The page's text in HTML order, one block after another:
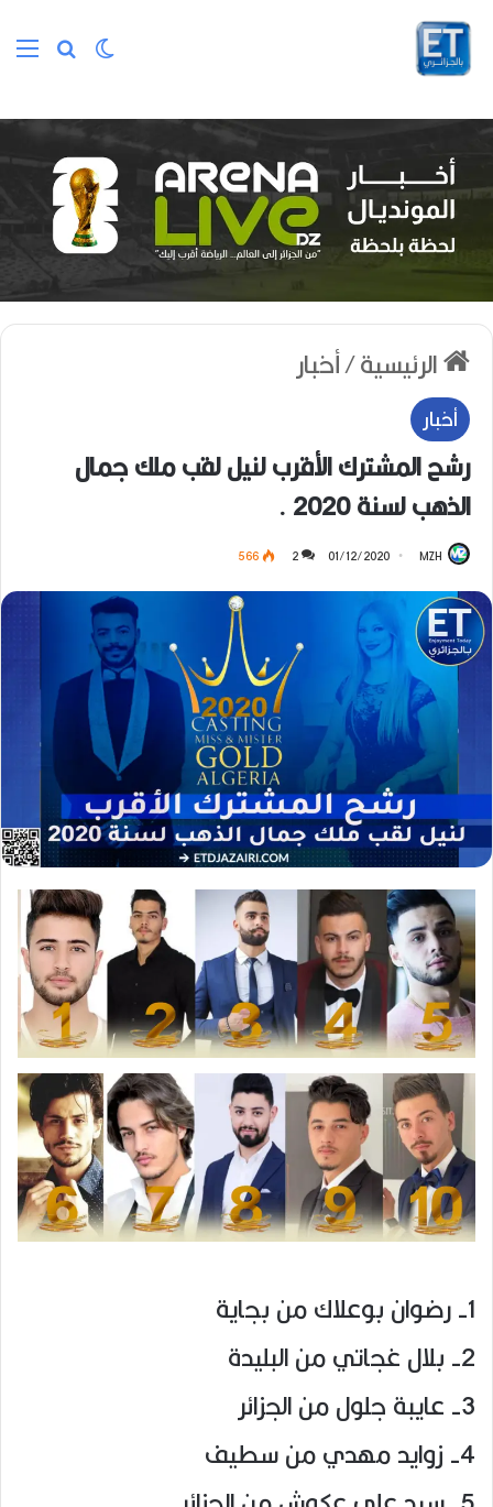
بحث عن
الوضع المظلم
الرئيسية/أخبار
أخبار
رشح المشترك الأقرب لنيل لقب ملك جمال
الذهب لسنة 2020 .
MZH
01/12/2020
2
566
1- رضوان بوعلاك من بجاية
2- بلال غجاتي من البليدة
3- عايبة جلول من الجزائر
4- زوايد مهدي من سطيف